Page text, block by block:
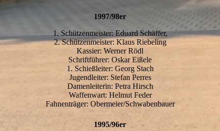
1997/98er
1. Schützenmeister: Eduard Schäffer,
2. Schützenmeister: Klaus Riebeling
Kassier: Werner Rödl
Schriftführer: Oskar Eißele
1. Schießleiter: Georg Stach
Jugendleiter: Stefan Perres
Damenleiterin: Petra Hirsch
Waffenwart: Helmut Feder
Fahnenträger: Obermeier/Schwabenbauer
1995/96er